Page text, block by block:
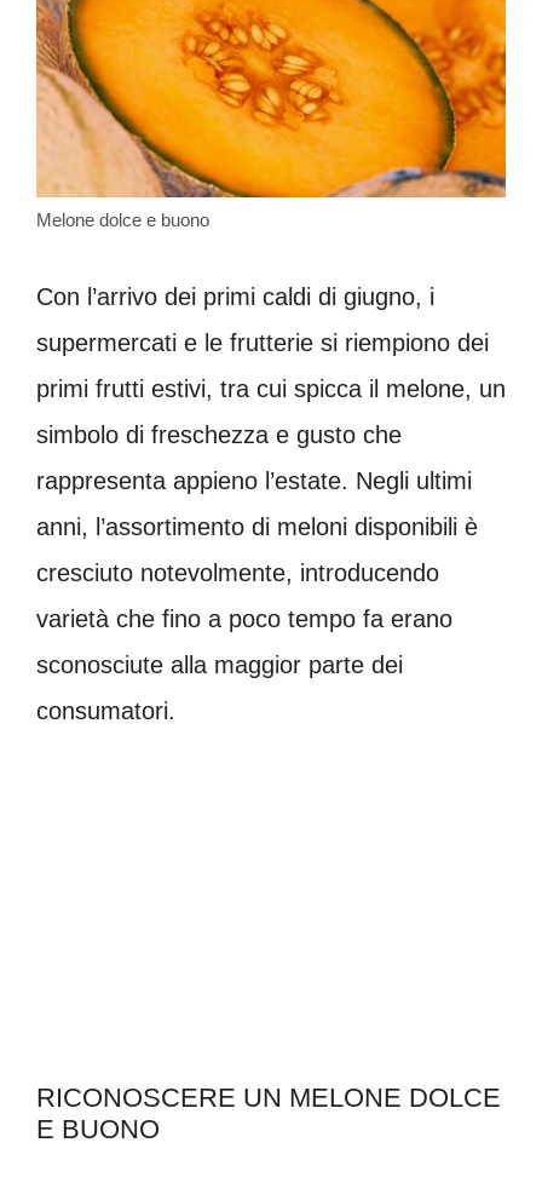
Melone dolce e buono
Con l’arrivo dei primi caldi di giugno, i
supermercati e le frutterie si riempiono dei
primi frutti estivi, tra cui spicca il melone, un
simbolo di freschezza e gusto che
rappresenta appieno l’estate. Negli ultimi
anni, l’assortimento di meloni disponibili è
cresciuto notevolmente, introducendo
varietà che fino a poco tempo fa erano
sconosciute alla maggior parte dei
consumatori.
RICONOSCERE UN MELONE DOLCE
E BUONO